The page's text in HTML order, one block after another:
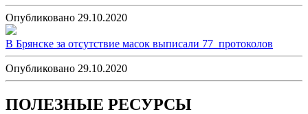
Опубликовано 29.10.2020
В Брянске за отсутствие масок выписали 77 протоколов
Опубликовано 29.10.2020
ПОЛЕЗНЫЕ РЕСУРСЫ